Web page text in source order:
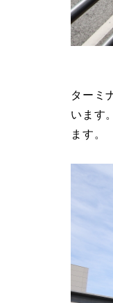
ターミ
います
ます。